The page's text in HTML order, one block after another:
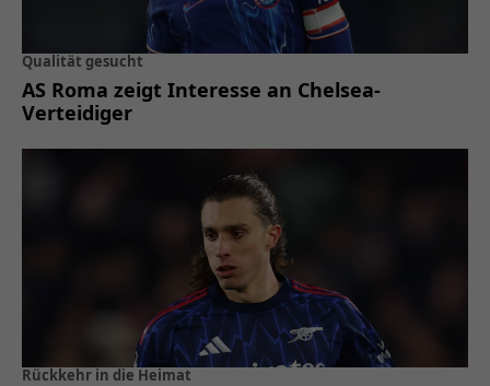
Qualität gesucht
AS Roma zeigt Interesse an Chelsea-
Verteidiger
Rückkehr in die Heimat